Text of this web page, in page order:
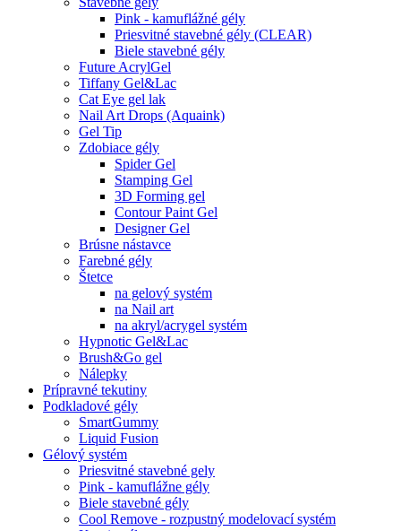
Pink - kamuflážné gély
Priesvitné stavebné gély (CLEAR)
Biele stavebné gély
Future AcrylGel
Tiffany Gel&Lac
Cat Eye gel lak
Nail Art Drops (Aquaink)
Gel Tip
Zdobiace gély
Spider Gel
Stamping Gel
3D Forming gel
Contour Paint Gel
Designer Gel
Brúsne nástavce
Farebné gély
Štetce
na gelový systém
na Nail art
na akryl/acrygel systém
Hypnotic Gel&Lac
Brush&Go gel
Nálepky
Prípravné tekutiny
Podkladové gély
SmartGummy
Liquid Fusion
Gélový systém
Priesvitné stavebné gely
Pink - kamuflážne gély
Biele stavebné gély
Cool Remove - rozpustný modelovací systém